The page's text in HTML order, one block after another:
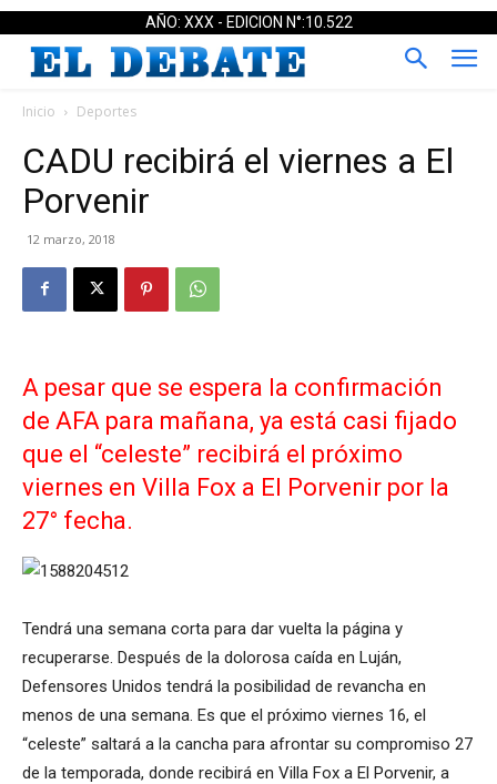
AÑO: XXX - EDICION N°:10.522
Inicio Deportes
CADU recibirá el viernes a El
Porvenir
12 marzo, 2018
A pesar que se espera la confirmación
de AFA para mañana, ya está casi fijado
que el “celeste” recibirá el próximo
viernes en Villa Fox a El Porvenir por la
27° fecha.
Tendrá una semana corta para dar vuelta la página y
recuperarse. Después de la dolorosa caída en Luján,
Defensores Unidos tendrá la posibilidad de revancha en
menos de una semana. Es que el próximo viernes 16, el
“celeste” saltará a la cancha para afrontar su compromiso 27
de la temporada, donde recibirá en Villa Fox a El Porvenir, a